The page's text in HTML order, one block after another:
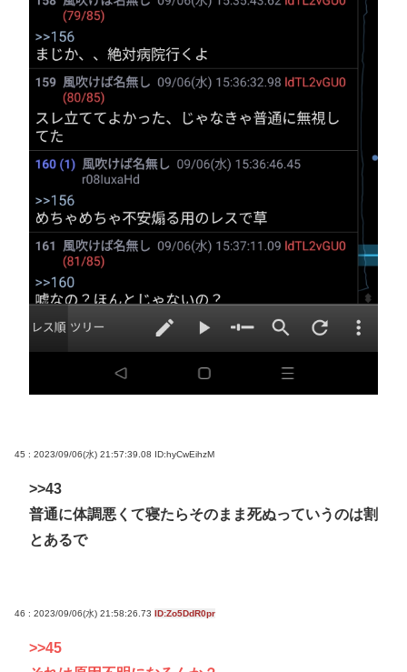
45 : 2023/09/06(水) 21:57:39.08 ID:hyCwEihzM
>>43
普通に体調悪くて寝たらそのまま死ぬっていうのは割
とあるで
46 : 2023/09/06(水) 21:58:26.73 ID:Zo5DdR0pr
>>45